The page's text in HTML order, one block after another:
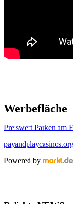
Werbefläche
Preiswert Parken am
payandplaycasinos.org
Powered by